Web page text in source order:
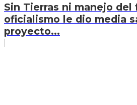
Sin Tierras ni manejo del
oficialismo le dio media
proyecto...